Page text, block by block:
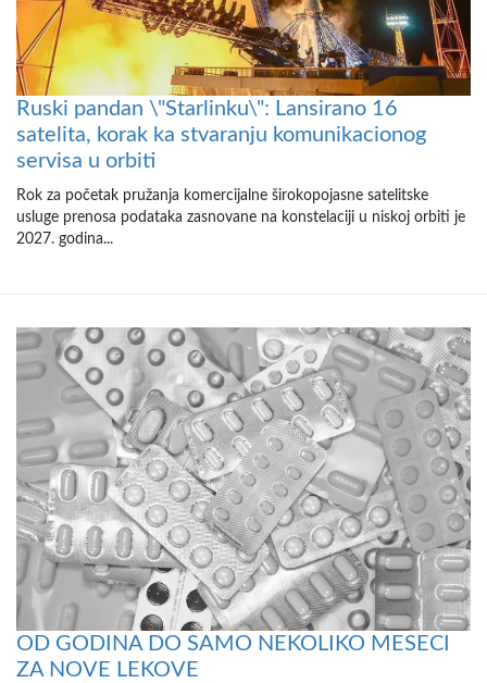
Ruski pandan \"Starlinku\": Lansirano 16
satelita, korak ka stvaranju komunikacionog
servisa u orbiti
Rok za početak pružanja komercijalne širokopojasne satelitske
usluge prenosa podataka zasnovane na konstelaciji u niskoj orbiti je
2027. godina...
OD GODINA DO SAMO NEKOLIKO MESECI
ZA NOVE LEKOVE